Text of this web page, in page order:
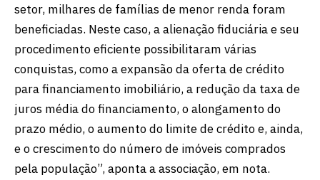
setor, milhares de famílias de menor renda foram
beneficiadas. Neste caso, a alienação fiduciária e seu
procedimento eficiente possibilitaram várias
conquistas, como a expansão da oferta de crédito
para financiamento imobiliário, a redução da taxa de
juros média do financiamento, o alongamento do
prazo médio, o aumento do limite de crédito e, ainda,
e o crescimento do número de imóveis comprados
pela população”, aponta a associação, em nota.